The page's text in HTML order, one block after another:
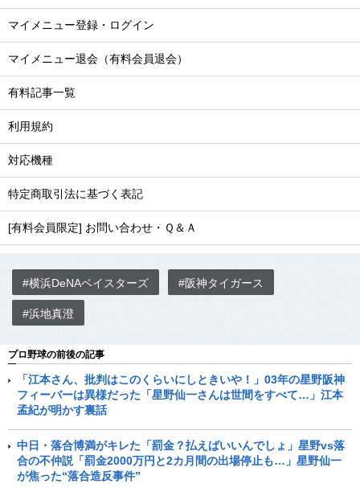
マイメニュー登録・ログイン
マイメニュー退会（有料会員退会）
有料記事一覧
利用規約
対応機種
特定商取引法に基づく表記
[有料会員限定] お問い合わせ・Ｑ＆Ａ
#横浜DeNAベイスターズ #阪神タイガース
#浜地真澄
プロ野球の前後の記事
「江本さん、批判はこのくらいにしときいや！」03年の星野阪神
フィーバーは異様だった「星野仙一さんは世間をすべて…」江本
孟紀が明かす裏話
中日・落合博満がキレた「罰金？払えばいいんでしょ」星野vs落
合の不仲説「罰金2000万円と2カ月間の出場停止も…」星野仙一
が焦った“落合造反事件”